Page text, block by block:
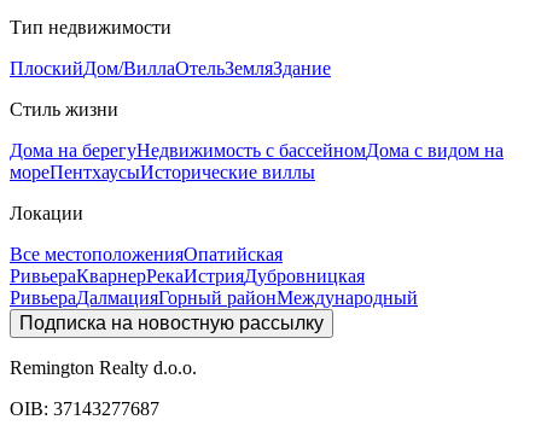
Тип недвижимости
ПлоскийДом/ВиллаОтельЗемляЗдание
Стиль жизни
Дома на берегуНедвижимость с бассейномДома с видом на
мореПентхаусыИсторические виллы
Локации
Все местоположенияОпатийская
РивьераКварнерРекаИстрияДубровницкая
РивьераДалмацияГорный районМеждународный
Подписка на новостную рассылку
Remington Realty d.o.o.
OIB: 37143277687